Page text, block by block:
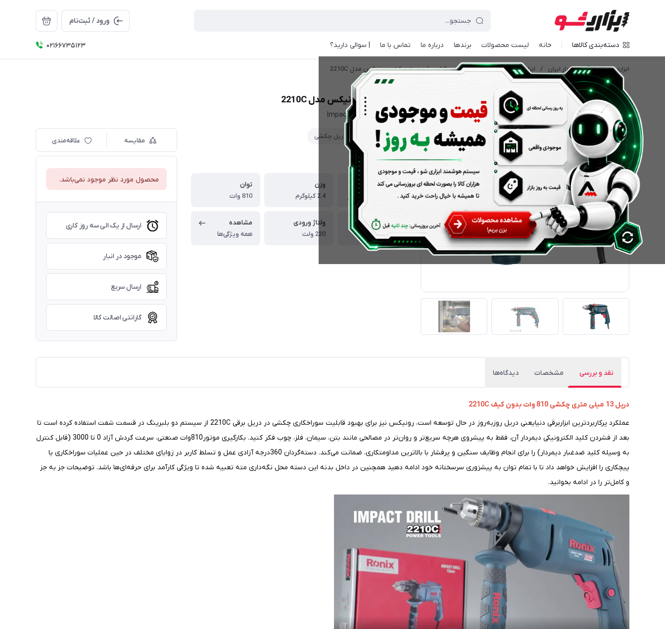
ورود / ثبت‌نام
دسته‌بندی کالاها خانه لیست محصولات برندها درباره ما تماس با ما | سوالی دارید؟ ۰۲۱66735123
ابزاری شو | بازار آنلاین ابزار ایران / ابزار برقی / دریل ها / دریل چکشی / دریل چکشی رونیکس مدل 2210C
دریل چکشی رونیکس مدل 2210C
Impact Drill 2210C RONIX
دریل چکشی
ویژگی‌ها
ابعاد
28x5x19 سانتی متر
وزن
2.4 کیلوگرم
توان
810 وات
منبع تغذیه
ولتاژ ورودی
220 ولت
مشاهده
همه ویژگی‌ها
مقایسه علاقه‌مندی
محصول مورد نظر موجود نمی‌باشد.
ارسال از یک الی سه روز کاری
موجود در انبار
ارسال سریع
گارانتی اصالت کالا
نقد و بررسی مشخصات دیدگاه‌ها
دریل 13 میلی متری چکشی 810 وات بدون کیف 2210C
عملکرد پرکاربردترین ابزاربرقی دنیایعنی دریل روز‌به‌روز در حال توسعه است، رونیکس نیز برای بهبود قابلیت سوراخکاری چکشی در دریل برقی 2210C از سیستم دو بلبرینگ در قسمت شفت استفاده کرده است تا
بعد از فشردن کلید الکترونیکی دیمردار آن، فقط به پیشروی هرچه سریع‌تر و روان‌تر در مصالحی مانند بتن، سیمان، فلز، چوب فکر کنید. بکارگیری موتور810‌وات صنعتی، سرعت گردش آزاد 0 تا 3000 (قابل کنترل
به وسیله کلید ضدغبار دیمردار) را برای انجام وظایف سنگین و پرفشار با بالاترین مداومتکاری، ضمانت می‌کند. دسته‌گردان 360‌درجه آزادی عمل و تسلط کاربر در زوایای مختلف در حین عملیات سوراخکاری یا
پیچکاری را افزایش خواهد داد تا با تمام توان به پیشرَوری سرسختانه خود ادامه دهید همچنین در داخل بدنه این دسته محل نگه‌داری مته تعبیه شده تا ویژگی کارآمد برای حرفه‌ای‌ها باشد. توضیحات جز به جز
و کامل‌تر را در ادامه بخوانید.